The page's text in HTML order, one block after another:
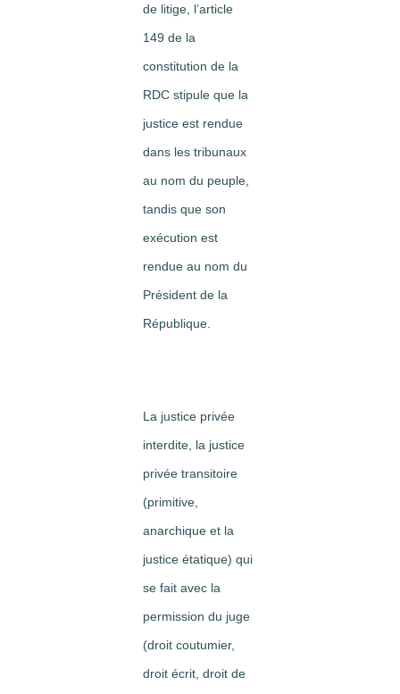
de litige, l’article
149 de la
constitution de la
RDC stipule que la
justice est rendue
dans les tribunaux
au nom du peuple,
tandis que son
exécution est
rendue au nom du
Président de la
République.
La justice privée
interdite, la justice
privée transitoire
(primitive,
anarchique et la
justice étatique) qui
se fait avec la
permission du juge
(droit coutumier,
droit écrit, droit de